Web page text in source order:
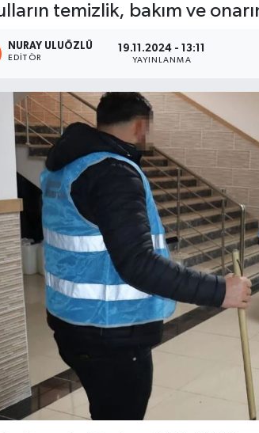
temizlik, bakım ve
NURAY ULUÖZLÜ
EDITÖR
19.11.2024 - 13:11
YAYINLANMA
Haberleri